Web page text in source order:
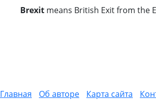
Brexit means British Exit from the
Главная Об авторе Карта сайта